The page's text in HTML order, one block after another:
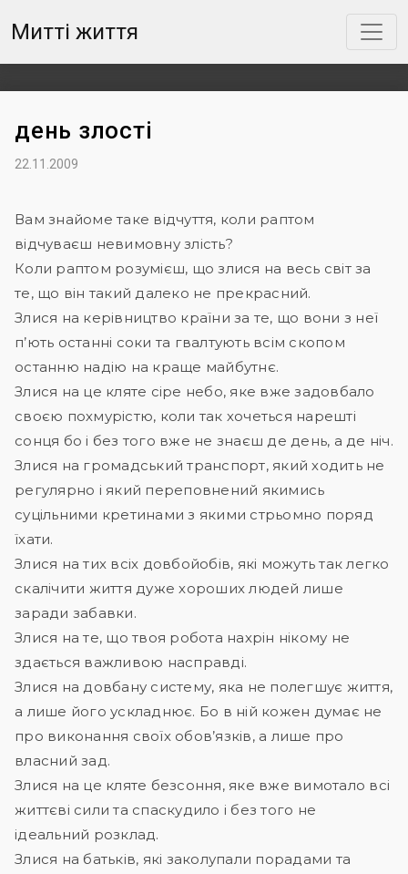
Митті життя
день злості
22.11.2009
Вам знайоме таке відчуття, коли раптом
відчуваєш невимовну злість?
Коли раптом розумієш, що злися на весь світ за
те, що він такий далеко не прекрасний.
Злися на керівництво країни за те, що вони з неї
п’ють останні соки та гвалтують всім скопом
останню надію на краще майбутнє.
Злися на це кляте сіре небо, яке вже задовбало
своєю похмурістю, коли так хочеться нарешті
сонця бо і без того вже не знаєш де день, а де ніч.
Злися на громадський транспорт, який ходить не
регулярно і який переповнений якимись
суцільними кретинами з якими стрьомно поряд
їхати.
Злися на тих всіх довбойобів, які можуть так легко
скалічити життя дуже хороших людей лише
заради забавки.
Злися на те, що твоя робота нахрін нікому не
здається важливою насправді.
Злися на довбану систему, яка не полегшує життя,
а лише його ускладнює. Бо в ній кожен думає не
про виконання своїх обов’язків, а лише про
власний зад.
Злися на це кляте безсоння, яке вже вимотало всі
життєві сили та спаскудило і без того не
ідеальний розклад.
Злися на батьків, які заколупали порадами та